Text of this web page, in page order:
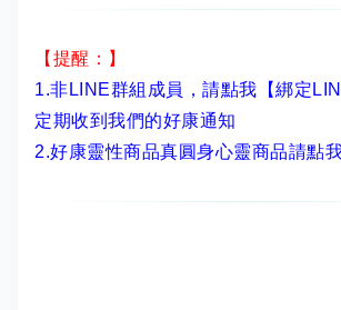
【提醒：】
1.非LINE群組成員， 請點我【綁定
定期收到我們的好康通知
2.好康靈性商品真圓身心靈商品請點